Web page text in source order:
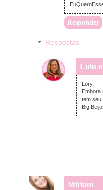
Responder
Respostas
Lulu
Lory,
Embora
tem seu
Big
Miriam